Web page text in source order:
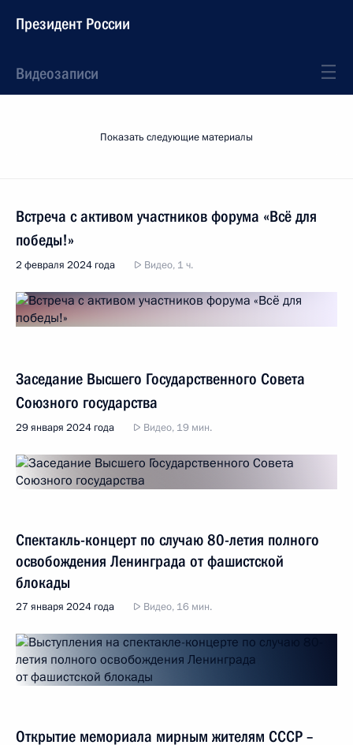
Президент России
Видеозаписи
Показать следующие материалы
Встреча с активом участников форума «Всё для
победы!»
2 февраля 2024 года Видео, 1 ч.
Заседание Высшего Государственного Совета
Союзного государства
29 января 2024 года Видео, 19 мин.
Спектакль-концерт по случаю 80-летия полного
освобождения Ленинграда от фашистской
блокады
27 января 2024 года Видео, 16 мин.
Открытие мемориала мирным жителям СССР –